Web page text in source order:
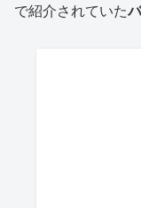
で紹介されていた